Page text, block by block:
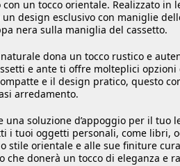
un tocco orientale. Realizzato in
design esclusivo con maniglie
nera sulla maniglia del cassetto.
dona un tocco rustico e
e ante ti offre molteplici opzioni
e il design pratico, questo
arredamento.
una soluzione d’appoggio per il tuo
i tuoi oggetti personali, come libri,
stile orientale e alle sue finiture
che donerà un tocco di eleganza e